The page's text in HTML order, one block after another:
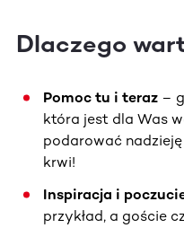
Dlaczego
Pomoc tu i teraz –
która jest dla Was
podarować
krwi!
Inspiracja i
przykład, a goście